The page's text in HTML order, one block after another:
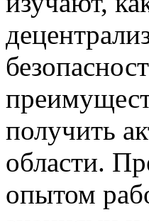
получить
области.
опытом